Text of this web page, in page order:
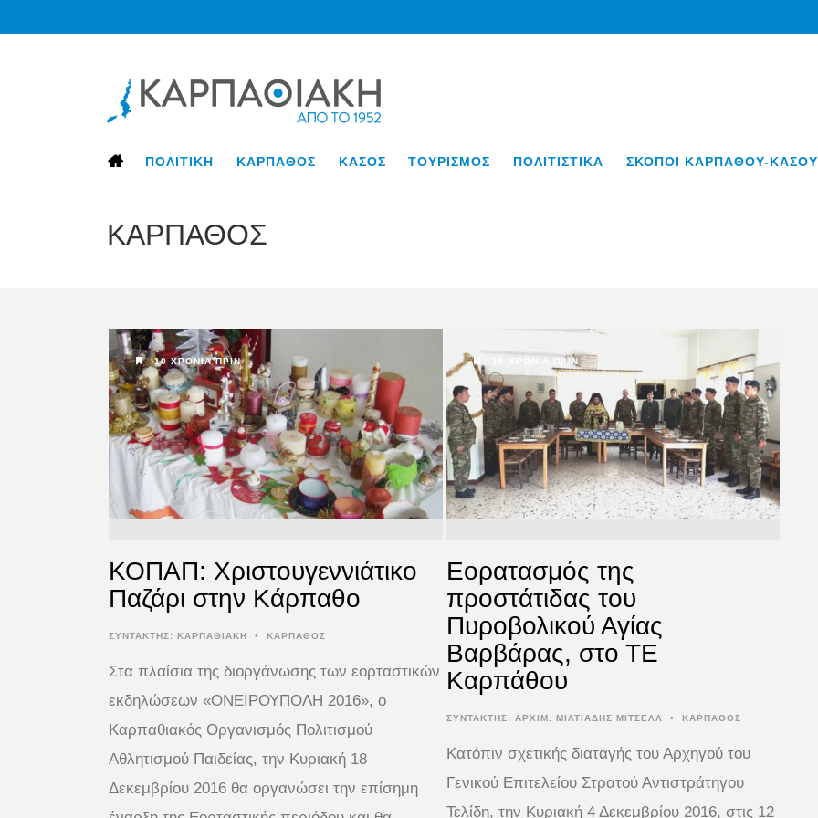
ΠΟΛΙΤΙΚΗ ΚΑΡΠΑΘΟΣ ΚΑΣΟΣ ΤΟΥΡΙΣΜΟΣ ΠΟΛΙΤΙΣΤΙΚΑ ΣΚΟΠΟΙ ΚΑΡΠΑΘΟΥ-ΚΑΣΟΥ
ΚΑΡΠΑΘΟΣ
10 ΧΡΌΝΙΑ ΠΡΙΝ
ΚΟΠΑΠ: Χριστουγεννιάτικο
Παζάρι στην Κάρπαθο
ΣΥΝΤΆΚΤΗΣ: ΚΑΡΠΑΘΙΑΚΗ • ΚΑΡΠΑΘΟΣ
Στα πλαίσια της διοργάνωσης των εορταστικών
εκδηλώσεων «ΟΝΕΙΡΟΥΠΟΛΗ 2016», ο
Καρπαθιακός Οργανισμός Πολιτισμού
Αθλητισμού Παιδείας, την Κυριακή 18
Δεκεμβρίου 2016 θα οργανώσει την επίσημη
10 ΧΡΌΝΙΑ ΠΡΙΝ
Εορατασμός της
προστάτιδας του
Πυροβολικού Αγίας
Βαρβάρας, στο ΤΕ
Καρπάθου
ΣΥΝΤΆΚΤΗΣ: ΑΡΧΙΜ. ΜΙΛΤΙΑΔΗΣ ΜΙΤΣΕΛΛ • ΚΑΡΠΑΘΟΣ
Κατόπιν σχετικής διαταγής του Αρχηγού του
Γενικού Επιτελείου Στρατού Αντιστράτηγου
Τελίδη, την Κυριακή 4 Δεκεμβρίου 2016, στις 12